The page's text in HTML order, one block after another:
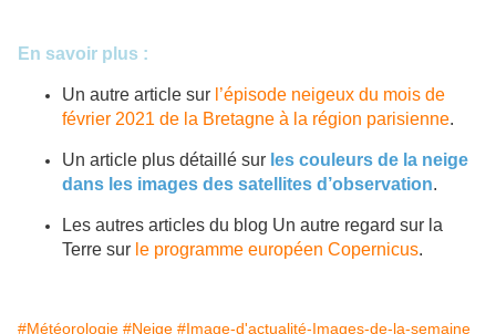
En savoir plus :
Un autre article sur l’épisode neigeux du mois de
février 2021 de la Bretagne à la région parisienne.
Un article plus détaillé sur les couleurs de la neige
dans les images des satellites d’observation.
Les autres articles du blog Un autre regard sur la
Terre sur le programme européen Copernicus.
#Météorologie #Neige #Image-d'actualité-Images-de-la-semaine